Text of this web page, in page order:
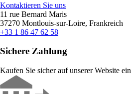
Kontaktieren Sie uns
11 rue Bernard Maris
37270 Montlouis-sur-Loire, Frankreich
+33 1 86 47 62 58
Sichere Zahlung
Kaufen Sie sicher auf unserer Website ein